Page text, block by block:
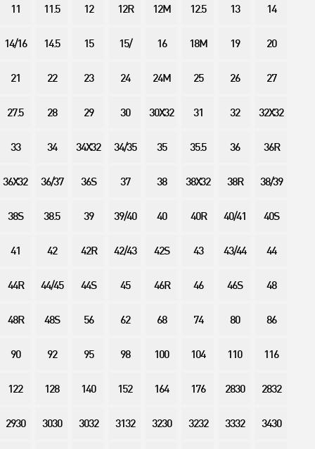
11 11.5 12 12R 12M 12.5 13 14
14/16 14.5 15 15/ 16 18M 19 20
21 22 23 24 24M 25 26 27
27.5 28 29 30 30X32 31 32 32X32
33 34 34X32 34/35 35 35.5 36 36R
36X32 36/37 36S 37 38 38X32 38R 38/39
38S 38.5 39 39/40 40 40R 40/41 40S
41 42 42R 42/43 42S 43 43/44 44
44R 44/45 44S 45 46R 46 46S 48
48R 48S 56 62 68 74 80 86
90 92 95 98 100 104 110 116
122 128 140 152 164 176 2830 2832
2930 3030 3032 3132 3230 3232 3332 3430